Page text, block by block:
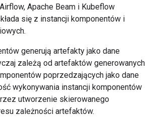
Apache Beam i Kubeflow
się z instancji komponentów i
generują artefakty jako dane
zależą od artefaktów generowanych
poprzedzających jako dane
wykonywania instancji komponentów
utworzenie skierowanego
zależności artefaktów.